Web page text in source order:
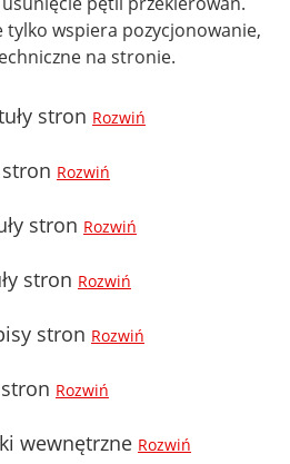
tylko wspiera pozycjonowanie,
na stronie.
stron Rozwiń
Rozwiń
stron Rozwiń
stron Rozwiń
stron Rozwiń
Rozwiń
wewnętrzne Rozwiń